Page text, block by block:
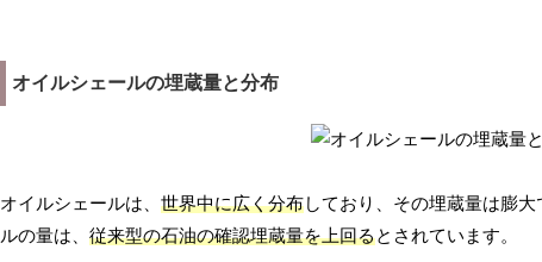
オイルシェールの埋蔵量と分布
オイルシェールは、 世界中に広く分布しており、その埋蔵量は膨
ルの量は、 従来型の石油の確認埋蔵量を上回るとされています。